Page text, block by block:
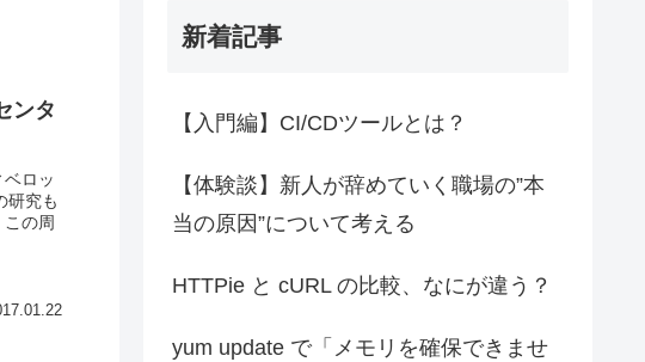
ンタ
ロッ
研究も
の周
新着記事
【入門編】CI/CDツールとは？
【体験談】新人が辞めていく職場の”本
当の原因”について考える
HTTPie と cURL の比較、なにが違う？
yum update で「メモリを確保できませ